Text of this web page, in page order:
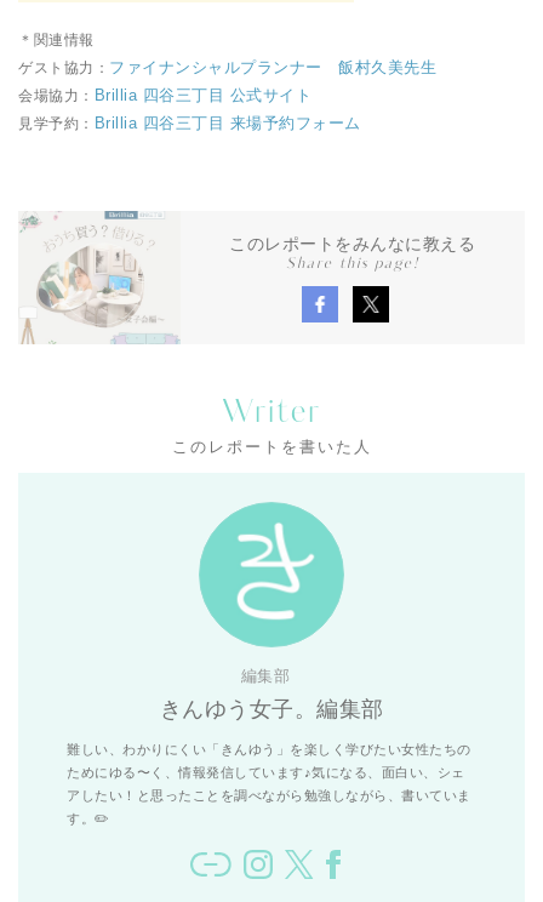
＊関連情報
ゲスト協力： ファイナンシャルプランナー 飯村久美先生
会場協力： Brillia 四谷三丁目 公式サイト
見学予約： Brillia 四谷三丁目 来場予約フォーム
このレポートをみんなに教える
Share this page!
Writer
このレポートを書いた人
編集部
きんゆう女子。編集部
難しい、わかりにくい「きんゆう」を楽しく学びたい女性たちの
ためにゆる〜く、情報発信しています♪気になる、面白い、シェ
アしたい！と思ったことを調べながら勉強しながら、書いていま
す。✏️